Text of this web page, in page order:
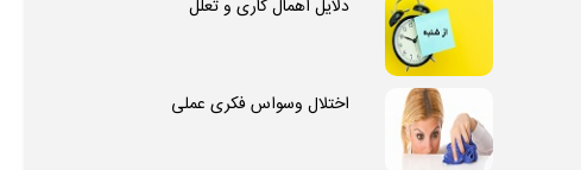
دلایل اهمال کاری و تعلل
اختلال وسواس فکری عملی